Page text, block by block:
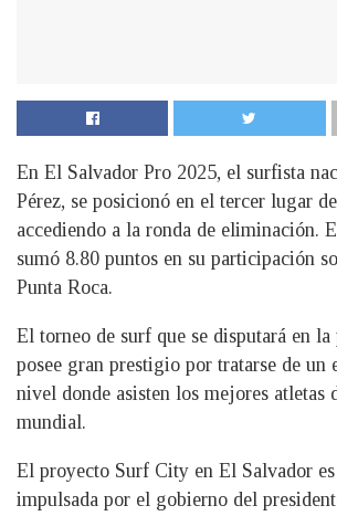
En El Salvador Pro 2025, el surfista
Pérez, se posicionó en el tercer lugar
accediendo a la ronda de eliminación.
sumó 8.80 puntos en su participación
Punta Roca.
El torneo de surf que se disputará en la
posee gran prestigio por tratarse de un
nivel donde asisten los mejores atletas
mundial.
El proyecto Surf City en El Salvador
impulsada por el gobierno del